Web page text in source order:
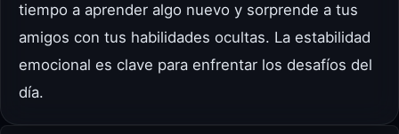
tiempo a aprender algo nuevo y sorprende a tus
amigos con tus habilidades ocultas. La estabilidad
emocional es clave para enfrentar los desafíos del
día.